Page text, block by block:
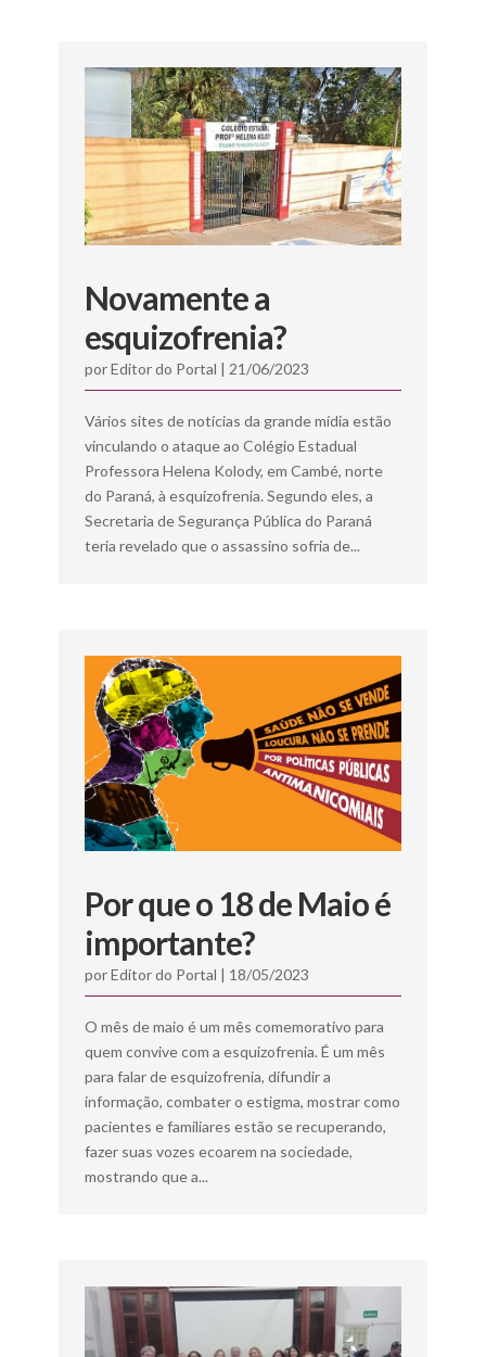
Novamente a
esquizofrenia?
porEditor do Portal | 21/06/2023
Vários sites de notícias da grande mídia estão
vinculando o ataque ao Colégio Estadual
Professora Helena Kolody, em Cambé, norte
do Paraná, à esquizofrenia. Segundo eles, a
Secretaria de Segurança Pública do Paraná
teria revelado que o assassino sofria de...
Por que o 18 de Maio é
importante?
porEditor do Portal | 18/05/2023
O mês de maio é um mês comemorativo para
quem convive com a esquizofrenia. É um mês
para falar de esquizofrenia, difundir a
informação, combater o estigma, mostrar como
pacientes e familiares estão se recuperando,
fazer suas vozes ecoarem na sociedade,
mostrando que a...